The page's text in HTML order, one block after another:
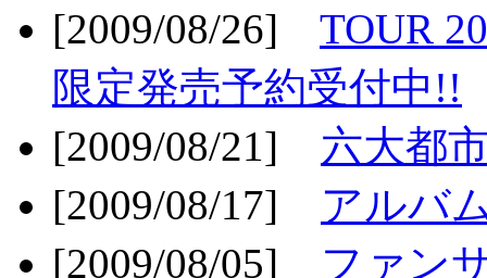
[2009/08/26] TOUR
限定発売予約受付中!!
[2009/08/21] 六大都
[2009/08/17] アルバ
[2009/08/05] ファン